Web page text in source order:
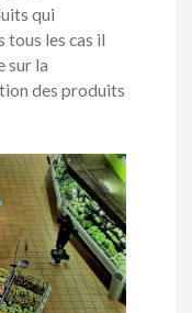
qui
tous les cas il
sur la
des produits